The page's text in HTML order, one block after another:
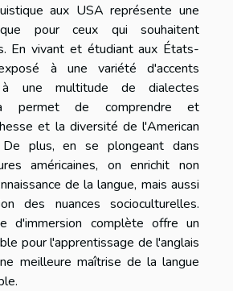
aux USA représente une
pour ceux qui souhaitent
En vivant et étudiant aux États-
à une variété d'accents
une multitude de dialectes
permet de comprendre et
et la diversité de l'American
De plus, en se plongeant dans
américaines, on enrichit non
de la langue, mais aussi
des nuances socioculturelles.
d'immersion complète offre un
pour l'apprentissage de l'anglais
meilleure maîtrise de la langue